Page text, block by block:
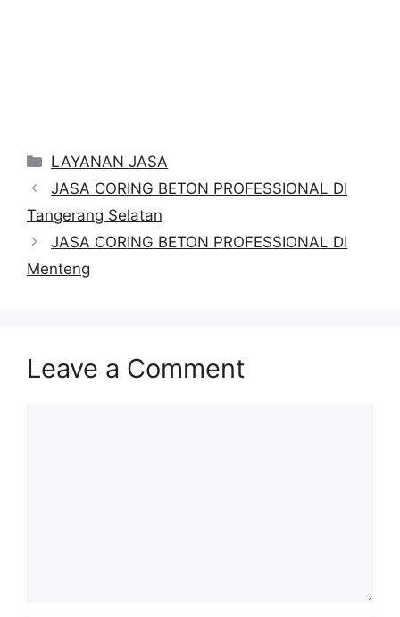
Categories
LAYANAN JASA
JASA CORING BETON PROFESSIONAL DI
Tangerang Selatan
JASA CORING BETON PROFESSIONAL DI
Menteng
Leave a Comment